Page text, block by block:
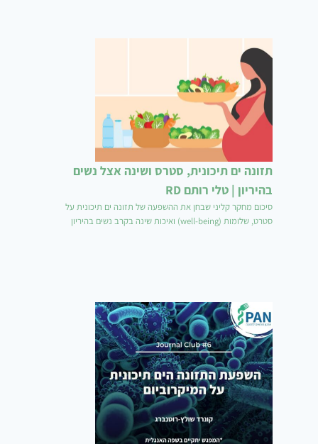
תזונה ים תיכונית, סטרס ושינה אצל נשים
בהיריון | טלי רותם RD
סיכום מחקר קליני שבחן את ההשפעה של תזונה ים תיכונית על
סטרט, שלומות (well-being) ואיכות שינה בקרב נשים בהיריון